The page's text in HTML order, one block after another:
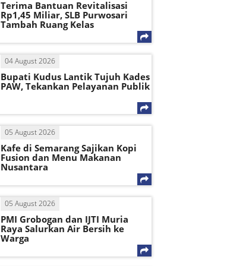
Terima Bantuan Revitalisasi
Rp1,45 Miliar, SLB Purwosari
Tambah Ruang Kelas
04 August 2026
Bupati Kudus Lantik Tujuh Kades
PAW, Tekankan Pelayanan Publik
05 August 2026
Kafe di Semarang Sajikan Kopi
Fusion dan Menu Makanan
Nusantara
05 August 2026
PMI Grobogan dan IJTI Muria
Raya Salurkan Air Bersih ke
Warga